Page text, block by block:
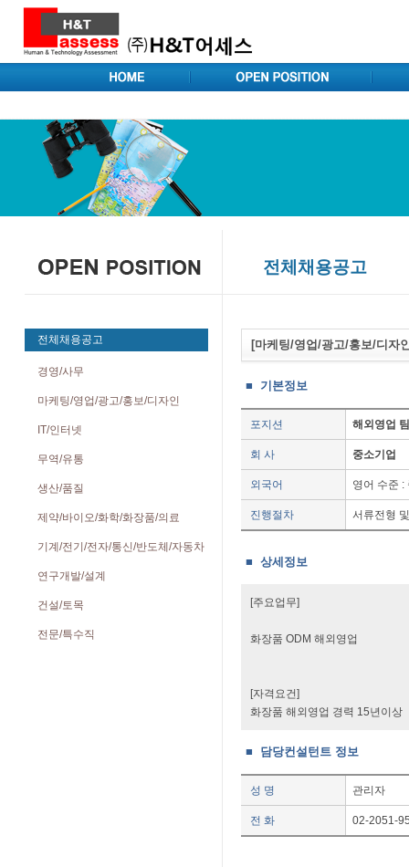
전체채용공고
경영/사무
마케팅/영업/광고/홍보/디자인
IT/인터넷
무역/유통
생산/품질
제약/바이오/화학/화장품/의료
기계/전기/전자/통신/반도체/자동차
연구개발/설계
건설/토목
전문/특수직
전체채용공고
[마케팅/영업/광고/홍보/디자
■ 기본정보
포지션 해외영업
회 사 중소기업
외국어 영어 수준 :
진행절차 서류전형
■ 상세정보
[주요업무]
화장품 ODM 해외영업
[자격요건]
화장품 해외영업 경력 15년이상
■ 담당컨설턴트 정보
성 명 관리자
전 화 02-2051-